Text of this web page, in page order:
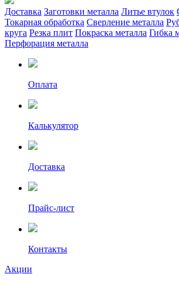
Доставка Заготовки металла Литье втулок
Токарная обработка Сверление металла
круга Резка плит Покраска металла Гибка
Перфорация металла
Оплата
Калькулятор
Доставка
Прайс-лист
Контакты
Акции